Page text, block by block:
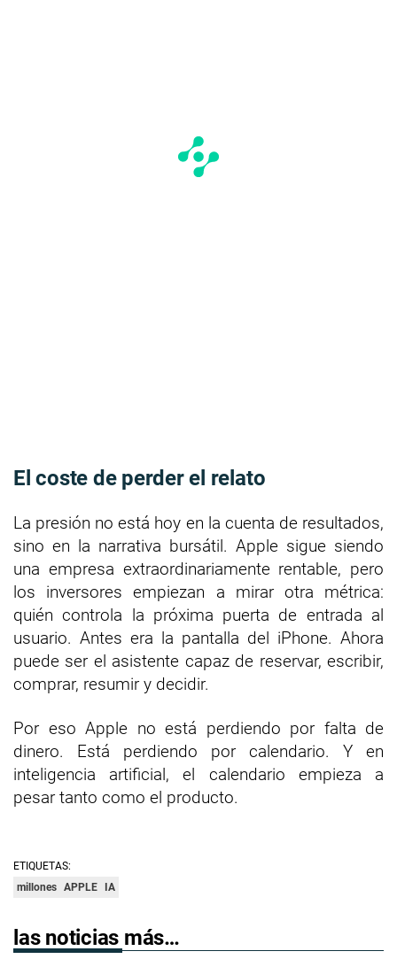
El coste de perder el relato
La presión no está hoy en la cuenta de resultados,
sino en la narrativa bursátil. Apple sigue siendo
una empresa extraordinariamente rentable, pero
los inversores empiezan a mirar otra métrica:
quién controla la próxima puerta de entrada al
usuario. Antes era la pantalla del iPhone. Ahora
puede ser el asistente capaz de reservar, escribir,
comprar, resumir y decidir.
Por eso Apple no está perdiendo por falta de
dinero. Está perdiendo por calendario. Y en
inteligencia artificial, el calendario empieza a
pesar tanto como el producto.
ETIQUETAS:
millones APPLE IA
las noticias más…